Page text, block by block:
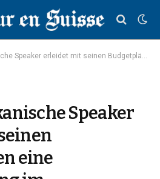
mit seinen Budgetplänen eine Bruchlandung im Repräsentantenhaus
Speaker
eine